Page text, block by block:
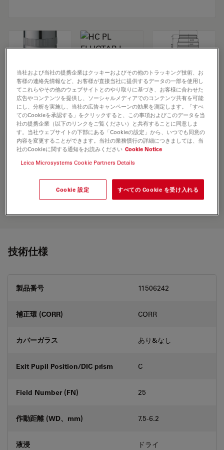
Microscope Objective HC PL FLUOTAR L
20x/0,40 CORR
見積依頼
Discover the perfect solution. Explore
our
Objective Finder, compare
alternatives, and find the best fit for
技術仕様
製品番号 11506242
補正環 (CORR) CORR
カバーガラス あり&なし
Exit Pupil Position/DIC prism C
Field Number (FN) 25
作動距離 (WD、mm) 7.5-6.2
液浸 ドライ
当社および当社の提携企業はクッキーおよびその他のトラッキング技術、お
客様の連絡先情報など、お客様が直接当社に提供するデータの一部を使用し
てこれらやその他のウェブサイトとのやり取りに基づき、お客様に合わせた
広告やコンテンツを提供し、ソーシャルメディアでのコンテンツ共有を可能
にし、分析を実施し、当社の広告キャンペーンの効果を測定します。「すべ
てのCookieを承認する」をクリックすると、この事項およびこのデータを当
社の提携企業（以下のリンクをご覧ください）と共有することに同意しま
す。当社ウェブサイトの下部にある「Cookieの設定」から、いつでも同意の
内容を変更することができます。当社の業務慣行の詳細につきましては、当
社のCookieに関する通知をお読みください Cookie Notice
Leica Microsystems Cookie Partners Details
Cookie 設定 すべての Cookie を受け入れる